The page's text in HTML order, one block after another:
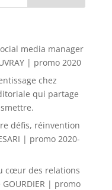
media manager
| promo 2020
chez
qui partage
défis, réinvention
| promo 2020-
cœur des relations
| promo